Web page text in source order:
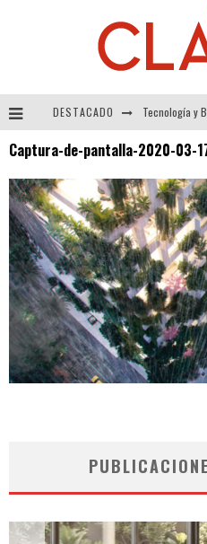
DESTACADO
Captura-de-pantalla-2020-03-